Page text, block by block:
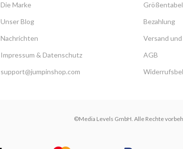
Die Marke
Unser Blog
Nachrichten
Impressum & Datenschutz
support@jumpinshop.com
Bezahlung
Versand
AGB
©Media Levels GmbH. Alle Rechte